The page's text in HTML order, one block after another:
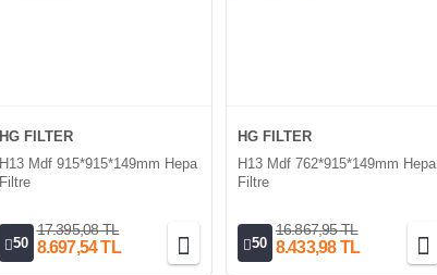
HG FILTER
H13 Mdf 915*915*149mm Hepa
Filtre
50
17.395,08 TL
8.697,54 TL
HG FILTER
H13 Mdf 762*915*149mm Hepa
Filtre
50
16.867,95 TL
8.433,98 TL